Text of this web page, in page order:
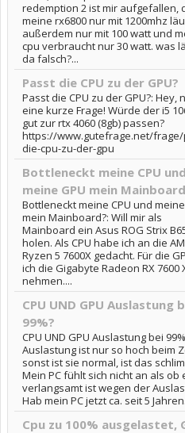
redemption 2 ist mir aufgefallen,
meine rx6800 nur mit 1200mhz
außerdem nur mit 100 watt und
cpu verbraucht nur 30 watt. was
da falsch?...
Passt die CPU zu der GPU?
Passt die CPU zu der GPU?: Hey,
eine kurze Frage! Würde der i5
gut zur rtx 4060 (8gb) passen?
https://www.gutefrage.net/
die-cpu-zu-der-gpu
Bottleneckt meine CPU und
meine GPU mein
Bottleneckt meine CPU und
mein Mainboard?: Will mir als
Mainboard ein Asus ROG Strix
holen. Als CPU habe ich an die
Ryzen 5 7600X gedacht. Für die
ich die Gigabyte Radeon RX 7600
nehmen....
CPU UND GPU Auslastung
99%?
CPU UND GPU Auslastung bei
Auslastung ist nur so hoch beim
sonst ist sie normal, ist das
Mein PC fühlt sich nicht an als ob
verlangsamt ist wegen der
Hab mein PC jetzt ca. seit 5
Cpu zu 100% ausgelastet,